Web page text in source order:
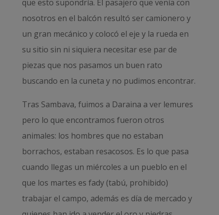
que esto supondría. El pasajero que venía con
nosotros en el balcón resultó ser camionero y
un gran mecánico y colocó el eje y la rueda en
su sitio sin ni siquiera necesitar ese par de
piezas que nos pasamos un buen rato
buscando en la cuneta y no pudimos encontrar.
Tras Sambava, fuimos a Daraina a ver lemures
pero lo que encontramos fueron otros
animales: los hombres que no estaban
borrachos, estaban resacosos. Es lo que pasa
cuando llegas un miércoles a un pueblo en el
que los martes es fady (tabú, prohibido)
trabajar el campo, además es día de mercado y